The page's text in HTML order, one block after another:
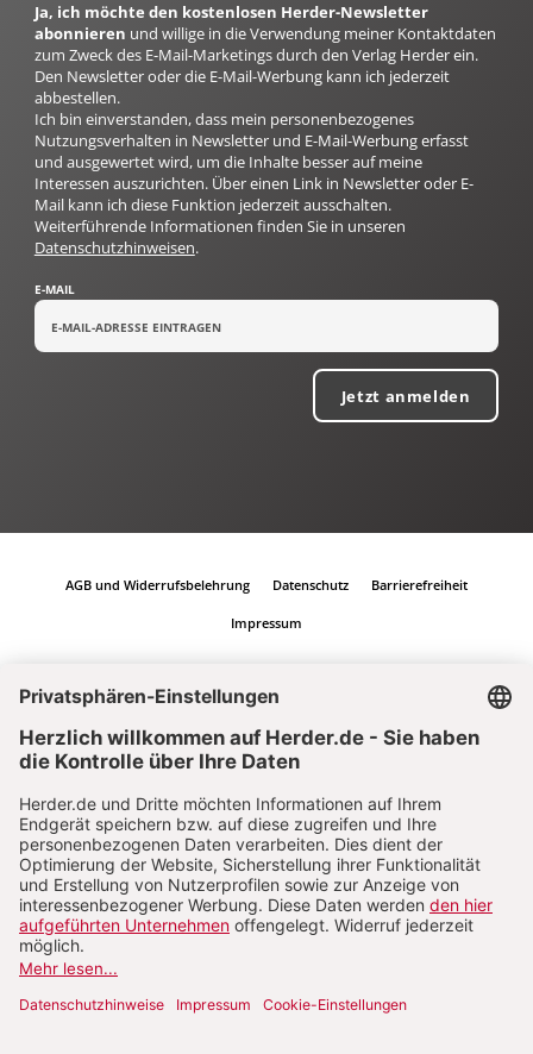
Ja, ich möchte den kostenlosen Herder-Newsletter
abonnieren und willige in die Verwendung meiner Kontaktdaten
zum Zweck des E-Mail-Marketings durch den Verlag Herder ein.
Den Newsletter oder die E-Mail-Werbung kann ich jederzeit
abbestellen.
Ich bin einverstanden, dass mein personenbezogenes
Nutzungsverhalten in Newsletter und E-Mail-Werbung erfasst
und ausgewertet wird, um die Inhalte besser auf meine
Interessen auszurichten. Über einen Link in Newsletter oder E-
Mail kann ich diese Funktion jederzeit ausschalten.
Weiterführende Informationen finden Sie in unseren
Datenschutzhinweisen.
E-MAIL
Jetzt anmelden
AGB und Widerrufsbelehrung Datenschutz Barrierefreiheit
Impressum
Vertrag widerrufen